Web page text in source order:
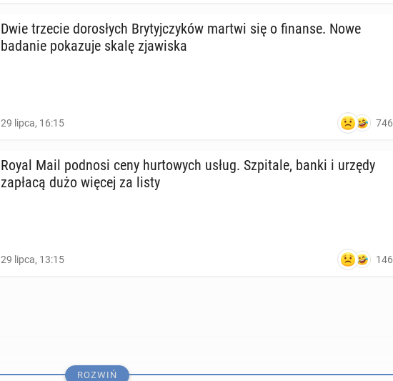
Dwie trzecie do­ro­słych Bry­tyj­czy­ków martwi się o finanse. Nowe
badanie po­ka­zu­je skalę zja­wi­ska
29 lipca, 16:15 746
Royal Mail podnosi ceny hur­to­wych usług. Szpi­ta­le, banki i urzędy
zapłacą dużo więcej za listy
29 lipca, 13:15 146
ROZWIŃ